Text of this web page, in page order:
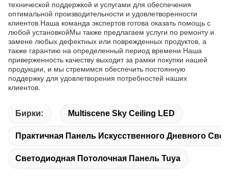
технической поддержкой и услугами для обеспечения
оптимальной производительности и удовлетворенности
клиентов.Наша команда экспертов готова оказать помощь с
любой установкойМы также предлагаем услуги по ремонту и
замене любых дефектных или поврежденных продуктов, а
также гарантию на определенный период времени.Наша
приверженность качеству выходит за рамки покупки нашей
продукции, и мы стремимся обеспечить постоянную
поддержку для удовлетворения потребностей наших
клиентов.
Бирки: Multiscene Sky Ceiling LED
Практичная Панель Искусственного Дневного
Светодиодная Потолочная Панель Tuya